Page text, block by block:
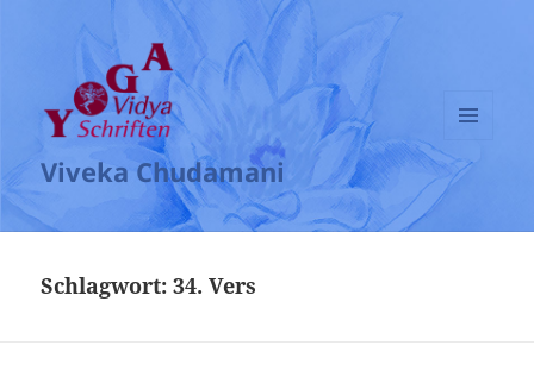
Viveka Chudamani
UND
WIDGETS
Schlagwort:34. Vers